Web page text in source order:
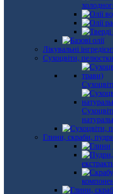
Лікувальні
Сухоцвіти,
Глини, скраби,